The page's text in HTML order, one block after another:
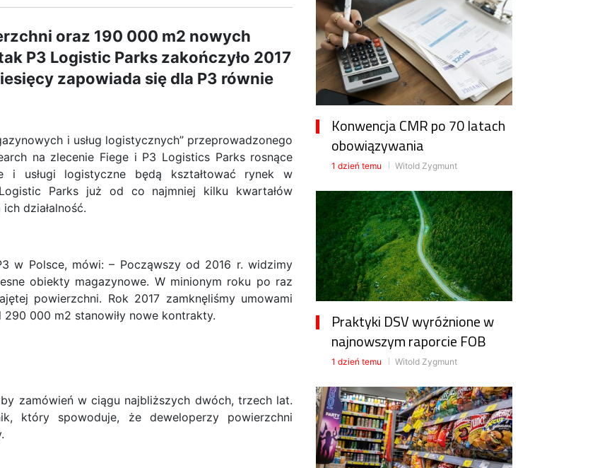
oraz 190 000 m2 nowych
P3 Logistic Parks zakończyło 2017
zapowiada się dla P3 równie
i usług logistycznych” przeprowadzonego
na zlecenie Fiege i P3 Logistics Parks rosnące
i usługi logistyczne będą kształtować rynek w
Parks już od co najmniej kilku kwartałów
działalność.
w Polsce, mówi: – Począwszy od 2016 r. widzimy
obiekty magazynowe. W minionym roku po raz
powierzchni. Rok 2017 zamknęliśmy umowami
000 m2 stanowiły nowe kontrakty.
zamówień w ciągu najbliższych dwóch, trzech lat.
który spowoduje, że deweloperzy powierzchni
Konwencja CMR po 70 latach
obowiązywania
1 dzień temu Witold Zygmunt
Praktyki DSV wyróżnione w
najnowszym raporcie FOB
1 dzień temu Witold Zygmunt